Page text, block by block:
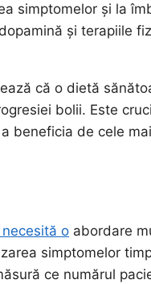
simptomelor și la
și terapiile
că o dietă
bolii. Este
beneficia de cele
o abordare
simptomelor
ce numărul